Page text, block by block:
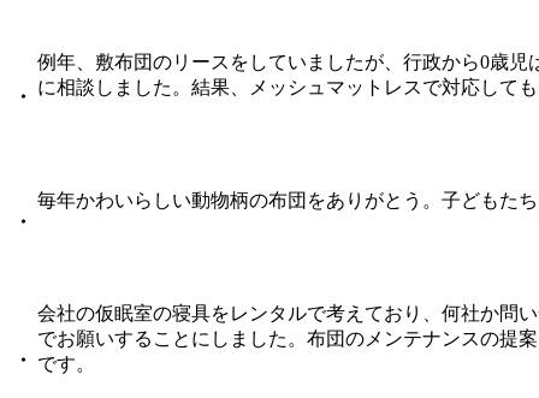
・
例年、敷布団のリースをしていましたが、行政から0歳
に相談しました。結果、メッシュマットレスで対応して
・
毎年かわいらしい動物柄の布団をありがとう。子どもた
・
会社の仮眠室の寝具をレンタルで考えており、何社か問
でお願いすることにしました。布団のメンテナンスの提
です。